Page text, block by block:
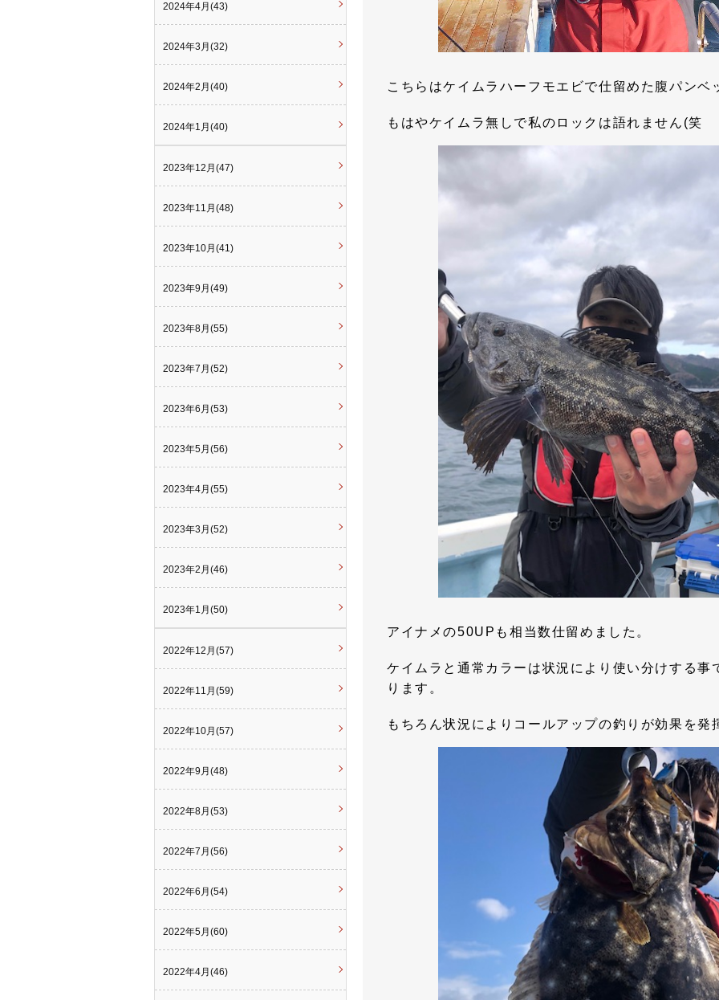
こちらはケイムラハーフモエビで仕留めた腹パンベ
もはやケイムラ無しで私のロックは語れません(笑
アイナメの50UPも相当数仕留めました。
ケイムラと通常カラーは状況により使い分けする事
ります。
もちろん状況によりコールアップの釣りが効果を
2024年4月(43)
2024年3月(32)
2024年2月(40)
2024年1月(40)
2023年12月(47)
2023年11月(48)
2023年10月(41)
2023年9月(49)
2023年8月(55)
2023年7月(52)
2023年6月(53)
2023年5月(56)
2023年4月(55)
2023年3月(52)
2023年2月(46)
2023年1月(50)
2022年12月(57)
2022年11月(59)
2022年10月(57)
2022年9月(48)
2022年8月(53)
2022年7月(56)
2022年6月(54)
2022年5月(60)
2022年4月(46)